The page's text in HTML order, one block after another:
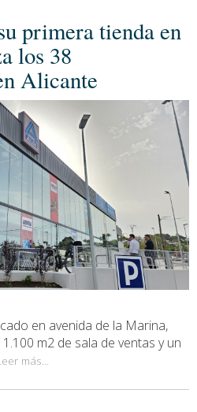
primera tienda en
los 38
Alicante
en avenida de la Marina,
m2 de sala de ventas y un
más...